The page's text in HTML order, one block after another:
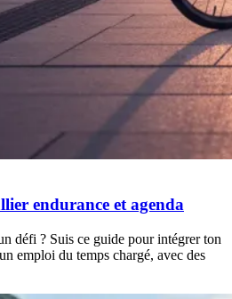
endurance et agenda
défi ? Suis ce guide pour intégrer ton
emploi du temps chargé, avec des